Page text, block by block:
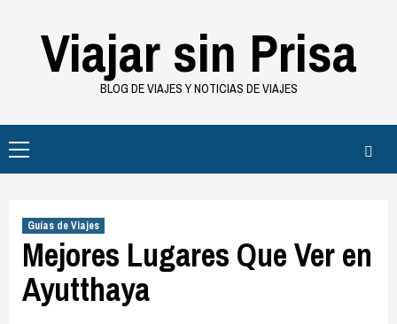
contenidoViajar sin Prisa
BLOG DE VIAJES Y NOTICIAS DE VIAJES
principal
Guías de Viajes
Mejores Lugares Que Ver en
Ayutthaya